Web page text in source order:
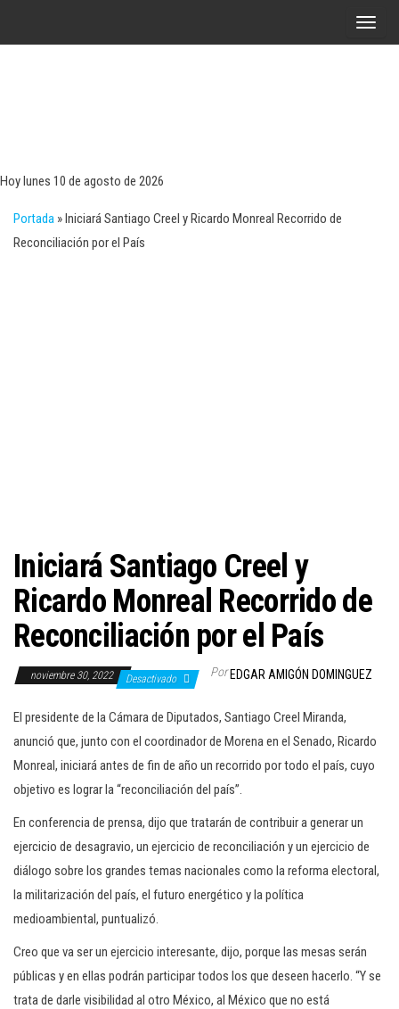
A
Hoy lunes 10 de agosto de 2026
Portada »Iniciará Santiago Creel y Ricardo Monreal Recorrido de
Reconciliación por el País
Iniciará Santiago Creel y
Ricardo Monreal Recorrido de
Reconciliación por el País
noviembre 30, 2022 Desactivado Por EDGAR AMIGÓN DOMINGUEZ
El presidente de la Cámara de Diputados, Santiago Creel Miranda,
anunció que, junto con el coordinador de Morena en el Senado, Ricardo
Monreal, iniciará antes de fin de año un recorrido por todo el país, cuyo
objetivo es lograr la “reconciliación del país”.
En conferencia de prensa, dijo que tratarán de contribuir a generar un
ejercicio de desagravio, un ejercicio de reconciliación y un ejercicio de
diálogo sobre los grandes temas nacionales como la reforma electoral,
la militarización del país, el futuro energético y la política
medioambiental, puntualizó.
Creo que va ser un ejercicio interesante, dijo, porque las mesas serán
públicas y en ellas podrán participar todos los que deseen hacerlo. “Y se
trata de darle visibilidad al otro México, al México que no está